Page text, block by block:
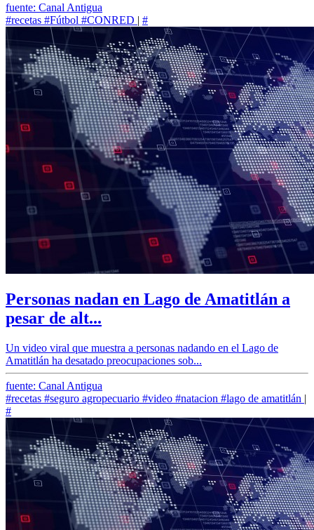
fuente: Canal Antigua
#recetas #Fútbol #CONRED | #
Personas nadan en Lago de Amatitlán a
pesar de alt...
Un video viral que muestra a personas nadando en el Lago de
Amatitlán ha desatado preocupaciones sob...
fuente: Canal Antigua
#recetas #seguro agropecuario #video #natacion #lago de amatitlán |
#